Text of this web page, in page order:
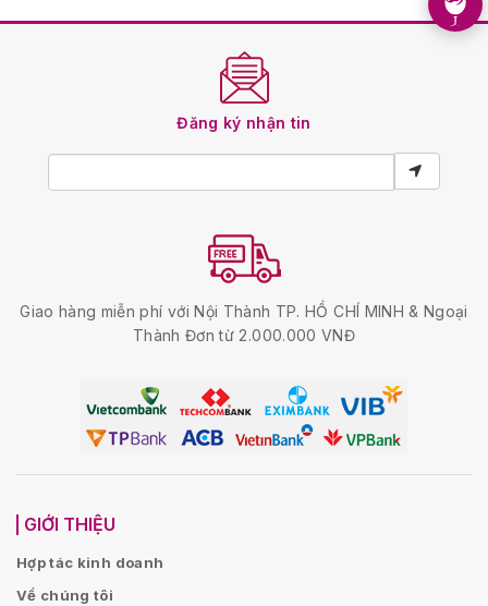
Đăng ký nhận tin
Giao hàng miễn phí với Nội Thành TP. HỒ CHÍ MINH & Ngoại
Thành Đơn từ 2.000.000 VNĐ
GIỚI THIỆU
Hợp tác kinh doanh
Về chúng tôi